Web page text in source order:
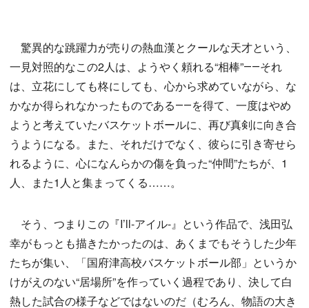
驚異的な跳躍力が売りの熱血漢とクールな天才という、
一見対照的なこの2人は、ようやく頼れる“相棒”――それ
は、立花にしても柊にしても、心から求めていながら、な
かなか得られなかったものである――を得て、一度はやめ
ようと考えていたバスケットボールに、再び真剣に向き合
うようになる。また、それだけでなく、彼らに引き寄せら
れるように、心になんらかの傷を負った“仲間”たちが、1
人、また1人と集まってくる……。
そう、つまりこの『I’ll-アイル-』という作品で、浅田弘
幸がもっとも描きたかったのは、あくまでもそうした少年
たちが集い、「国府津高校バスケットボール部」というか
けがえのない“居場所”を作っていく過程であり、決して白
熱した試合の様子などではないのだ（むろん、物語の大き